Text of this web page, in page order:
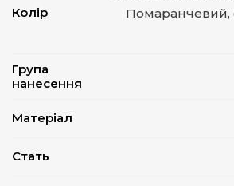
Колір
Помаранчевий,
Група
нанесення
Матеріал
Стать